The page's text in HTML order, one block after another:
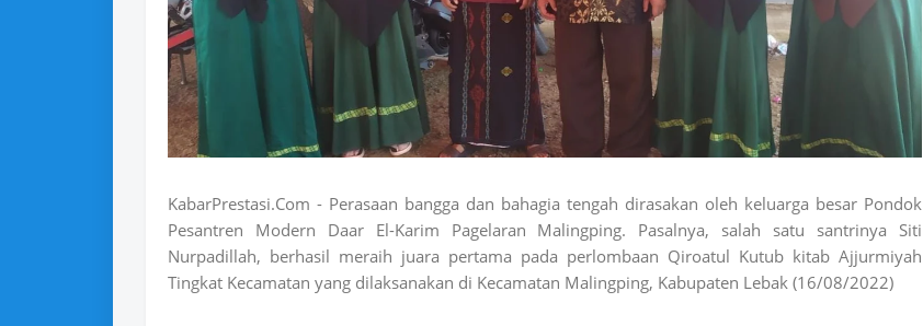
KabarPrestasi.Com - Perasaan bangga dan bahagia tengah dirasakan oleh keluarga besar Pondok
Pesantren Modern Daar El-Karim Pagelaran Malingping. Pasalnya, salah satu santrinya Siti
Nurpadillah, berhasil meraih juara pertama pada perlombaan Qiroatul Kutub kitab Ajjurmiyah
Tingkat Kecamatan yang dilaksanakan di Kecamatan Malingping, Kabupaten Lebak (16/08/2022)